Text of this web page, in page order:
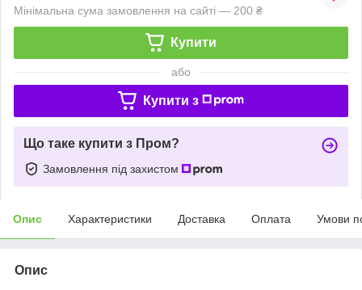
Мінімальна сума замовлення на сайті — 200 ₴
Купити
або
Купити з
Що таке купити з Пром?
Замовлення під захистом
Опис Характеристики Доставка Оплата Умови
Опис